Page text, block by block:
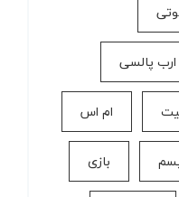
ارب پالسی
ام اس
بازی